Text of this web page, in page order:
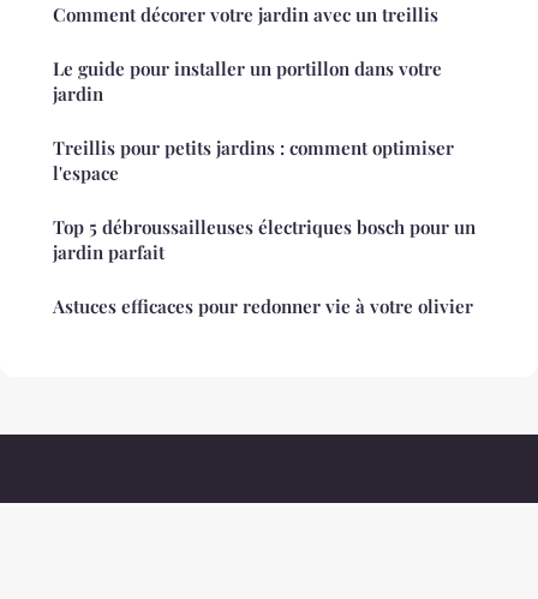
Comment décorer votre jardin avec un treillis
Le guide pour installer un portillon dans votre
jardin
Treillis pour petits jardins : comment optimiser
l'espace
Top 5 débroussailleuses électriques bosch pour un
jardin parfait
Astuces efficaces pour redonner vie à votre olivier
Decorationethnique